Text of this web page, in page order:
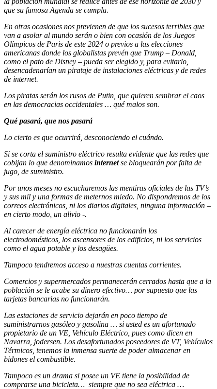
que su famosa Agenda se cumpla.
En otras ocasiones nos previenen de que los sucesos terribles que
van a asolar al mundo serán o bien con ocasión de los Juegos
Olímpicos de Paris de este 2024 o previos a las elecciones
americanas donde los globalistas prevén que Trump – Donald,
como el pato de Disney – pueda ser elegido y, para evitarlo,
desencadenarían un pirataje de instalaciones eléctricas y de redes
de internet.
Los piratas serán los rusos de Putin, que quieren sembrar el caos
en las democracias occidentales … qué malos son.
Qué pasará, que nos pasará
Lo cierto es que ocurrirá, desconociendo el cuándo.
Si se corta el suministro eléctrico resulta evidente que las redes que
cobijan lo que denominamos internetse bloquearán por falta de
jugo, de suministro.
Por unos meses no escucharemos las mentiras oficiales de las TV’s
y sus mil y una formas de meternos miedo. No dispondremos de los
correos electrónicos, ni los diarios digitales, ninguna información –
en cierto modo, un alivio -.
Al carecer de energía eléctrica no funcionarán los
electrodomésticos, los ascensores de los edificios, ni los servicios
como el agua potable y los desagües.
Tampoco tendremos acceso a nuestras cuentas corrientes.
Comercios y supermercados permanecerán cerrados hasta que a la
población se le acabe su dinero efectivo… por supuesto que las
tarjetas bancarias no funcionarán.
Las estaciones de servicio dejarán en poco tiempo de
suministrarnos gasóleo y gasolina … si usted es un afortunado
propietario de un VE, Vehículo Eléctrico, pues como dicen en
Navarra, jodersen. Los desafortunados poseedores de VT, Vehículos
Térmicos, tenemos la inmensa suerte de poder almacenar en
bidones el combustible.
Tampoco es un drama si posee un VE tiene la posibilidad de
comprarse una bicicleta… siempre que no sea eléctrica …